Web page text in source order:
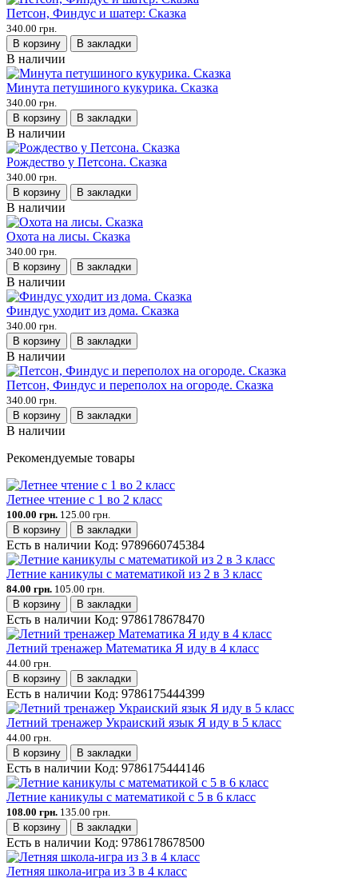
Петсон, Финдус и шатер: Сказка
340.00 грн.
В корзину
В закладки
В наличии
Минута петушиного кукурика. Сказка
340.00 грн.
В корзину
В закладки
В наличии
Рождество у Петсона. Сказка
340.00 грн.
В корзину
В закладки
В наличии
Охота на лисы. Сказка
340.00 грн.
В корзину
В закладки
В наличии
Финдус уходит из дома. Сказка
340.00 грн.
В корзину
В закладки
В наличии
Петсон, Финдус и переполох на огороде. Сказка
340.00 грн.
В корзину
В закладки
В наличии
Рекомендуемые товары
Летнее чтение с 1 во 2 класс
100.00 грн. 125.00 грн.
В корзину
В закладки
Есть в наличии Код: 9789660745384
Летние каникулы с математикой из 2 в 3 класс
84.00 грн. 105.00 грн.
В корзину
В закладки
Есть в наличии Код: 9786178678470
Летний тренажер Математика Я иду в 4 класс
44.00 грн.
В корзину
В закладки
Есть в наличии Код: 9786175444399
Летний тренажер Украиский язык Я иду в 5 класс
44.00 грн.
В корзину
В закладки
Есть в наличии Код: 9786175444146
Летние каникулы с математикой с 5 в 6 класс
108.00 грн. 135.00 грн.
В корзину
В закладки
Есть в наличии Код: 9786178678500
Летняя школа-игра из 3 в 4 класс